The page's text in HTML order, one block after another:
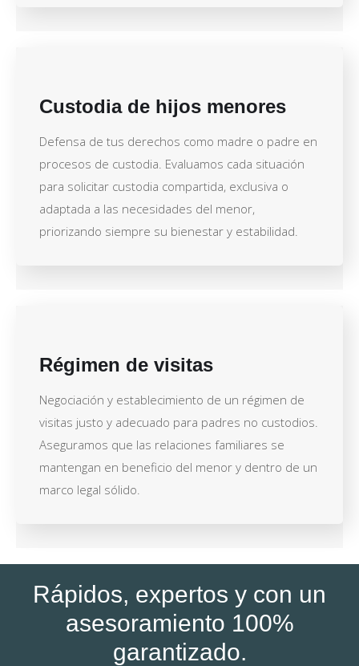
Custodia de hijos menores
Defensa de tus derechos como madre o padre en
procesos de custodia. Evaluamos cada situación
para solicitar custodia compartida, exclusiva o
adaptada a las necesidades del menor,
priorizando siempre su bienestar y estabilidad.
Régimen de visitas
Negociación y establecimiento de un régimen de
visitas justo y adecuado para padres no custodios.
Aseguramos que las relaciones familiares se
mantengan en beneficio del menor y dentro de un
marco legal sólido.
Rápidos, expertos y con un
asesoramiento 100%
garantizado.